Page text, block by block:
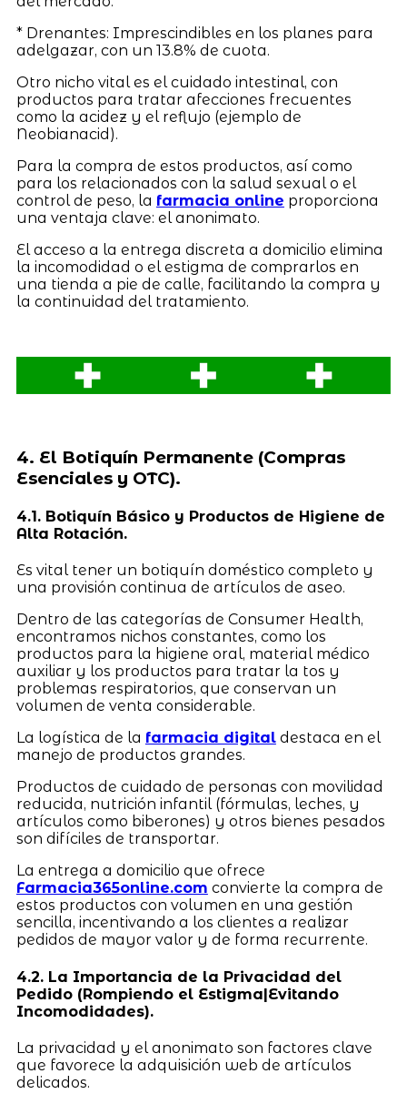
* Drenantes: Imprescindibles en los planes para
adelgazar, con un 13.8% de cuota.
Otro nicho vital es el cuidado intestinal, con
productos para tratar afecciones frecuentes
como la acidez y el reflujo (ejemplo de
Neobianacid).
Para la compra de estos productos, así como
para los relacionados con la salud sexual o el
control de peso, la farmacia online proporciona
una ventaja clave: el anonimato.
El acceso a la entrega discreta a domicilio elimina
la incomodidad o el estigma de comprarlos en
una tienda a pie de calle, facilitando la compra y
la continuidad del tratamiento.
4. El Botiquín Permanente (Compras
Esenciales y OTC).
4.1. Botiquín Básico y Productos de Higiene de
Alta Rotación.
Es vital tener un botiquín doméstico completo y
una provisión continua de artículos de aseo.
Dentro de las categorías de Consumer Health,
encontramos nichos constantes, como los
productos para la higiene oral, material médico
auxiliar y los productos para tratar la tos y
problemas respiratorios, que conservan un
volumen de venta considerable.
La logística de la farmacia digitaldestaca en el
manejo de productos grandes.
Productos de cuidado de personas con movilidad
reducida, nutrición infantil (fórmulas, leches, y
artículos como biberones) y otros bienes pesados
son difíciles de transportar.
La entrega a domicilio que ofrece
Farmacia365online.com convierte la compra de
estos productos con volumen en una gestión
sencilla, incentivando a los clientes a realizar
pedidos de mayor valor y de forma recurrente.
4.2. La Importancia de la Privacidad del
Pedido (Rompiendo el Estigma|Evitando
Incomodidades).
La privacidad y el anonimato son factores clave
que favorece la adquisición web de artículos
delicados.